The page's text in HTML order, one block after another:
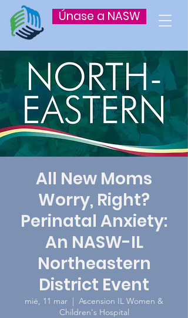
Únase a NASW
All New Moms
Worry, Right?
Perinatal Anxiety:
An NASW-IL
Northeastern
District Event
mié, 11 mar
  |
Ascension IL Women &
Children's Hospital